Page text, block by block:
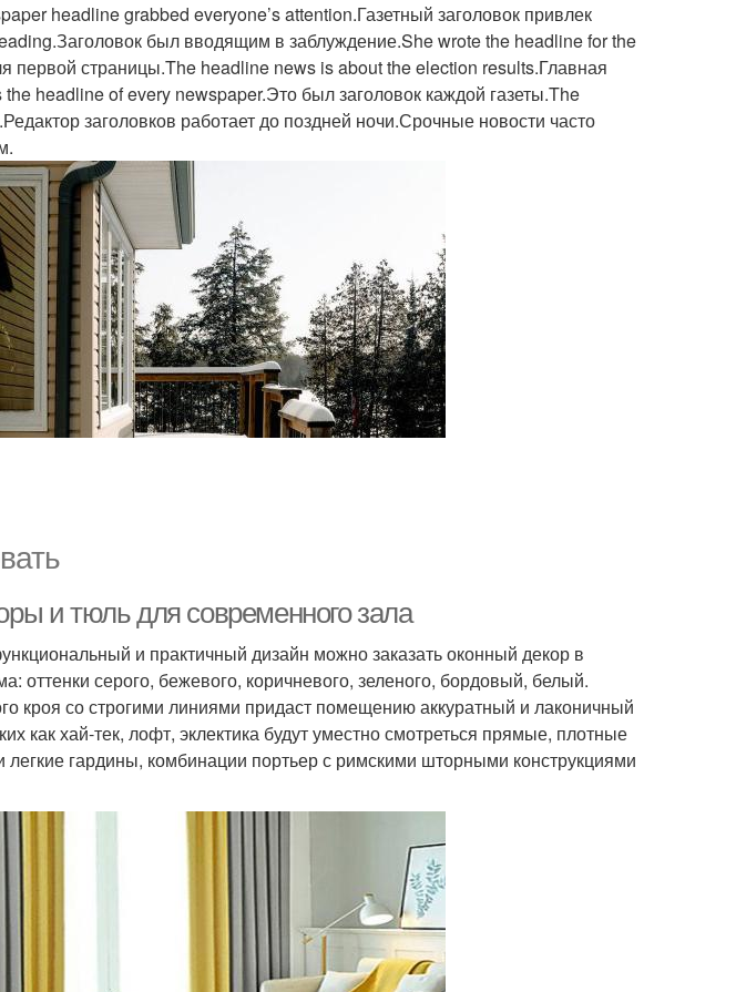
headline grabbed everyone’s attention.Газетный заголовок привлек
был вводящим в заблуждение.She wrote the headline for the
первой страницы.The headline news is about the election results.Главная
headline of every newspaper.Это был заголовок каждой газеты.The
заголовков работает до поздней ночи.Срочные новости часто
и тюль для современного зала
и практичный дизайн можно заказать оконный декор в
оттенки серого, бежевого, коричневого, зеленого, бордовый, белый.
кроя со строгими линиями придаст помещению аккуратный и лаконичный
как хай-тек, лофт, эклектика будут уместно смотреться прямые, плотные
легкие гардины, комбинации портьер с римскими шторными конструкциями